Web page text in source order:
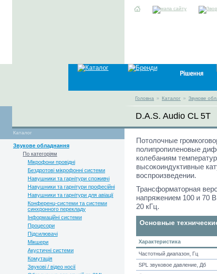
Головна » Каталог » Звукове
D.A.S. Audio CL 5T
Каталог
Звукове обладнання
По категоріям
Мікрофони провідні
Бездротові мікрофонні системи
Навушники та гарнітури споживчі
Навушники та гарнітури професійні
Навушники та гарнітури для авіації
Конференц-системи та системи
синхронного перекладу
Інформаційні системи
Процесори
Підсилювачі
Мікшери
Акустичні системи
Комутація
Звукові / відео носії
Потолочные
полипропиленовые
колебаниям
высокоиндуктивные
воспроизведении.
Трансформаторная
напряжением 100 и 70
20 кГц.
Основные
Характеристика
Частотный диапазон, Гц
SPL звуковое давление, Дб